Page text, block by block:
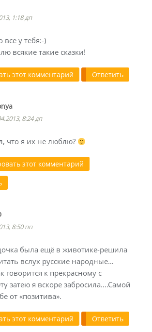
1:18 дп
у тебя:-)
всякие такие сказки!
этот комментарий Ответить
8:24 дп
что я их не люблю?
этот комментарий
8:50 пп
была ещё в животике-решила
вслух русские народные…
говорится к прекрасному с
затею я вскоре забросила….Самой
от «позитива».
этот комментарий Ответить